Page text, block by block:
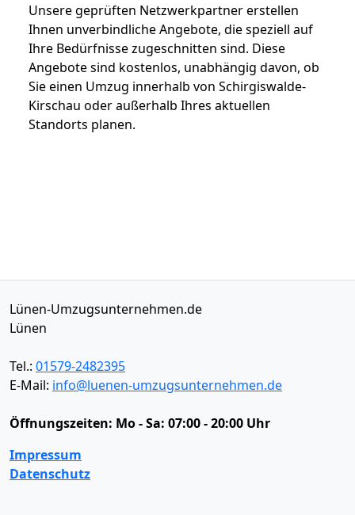
Unsere geprüften Netzwerkpartner erstellen
Ihnen unverbindliche Angebote, die speziell auf
Ihre Bedürfnisse zugeschnitten sind. Diese
Angebote sind kostenlos, unabhängig davon, ob
Sie einen Umzug innerhalb von Schirgiswalde-
Kirschau oder außerhalb Ihres aktuellen
Standorts planen.
Lünen-Umzugsunternehmen.de
Lünen
Tel.: 01579-2482395
E-Mail: info@luenen-umzugsunternehmen.de
Öffnungszeiten: Mo - Sa: 07:00 - 20:00 Uhr
Impressum
Datenschutz